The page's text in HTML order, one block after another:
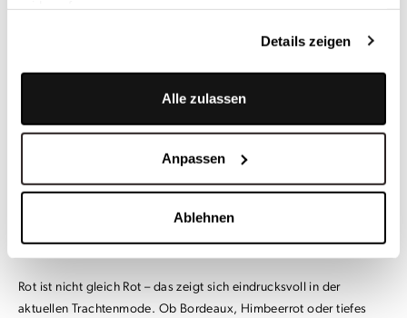
Details zeigen
Alle zulassen
Anpassen
Ablehnen
Sommerfarbe Gelb
Dirndl in Rot entdecken:
ausdrucksstark und stilvoll
kombiniert
Rot ist nicht gleich Rot – das zeigt sich eindrucksvoll in der
aktuellen Trachtenmode. Ob Bordeaux, Himbeerrot oder tiefes